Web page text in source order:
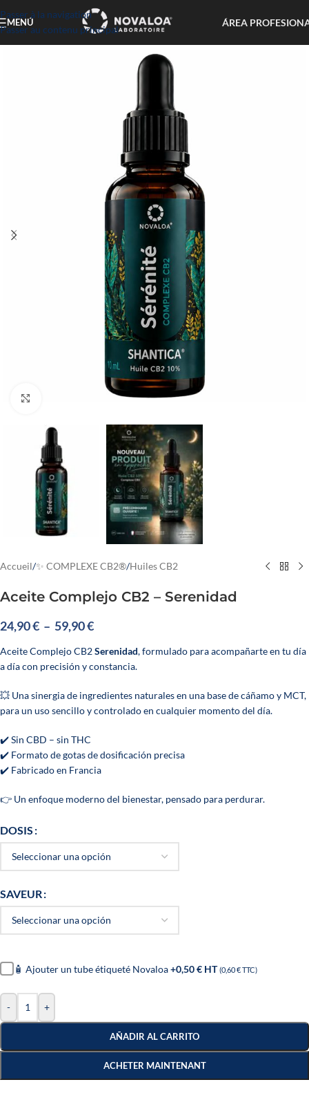
Passer à la navigation
Passer au contenu principal
MENÚ ÁREA
Cliquez pour agrandir
Accueil/✨ COMPLEXE CB2®/Huiles CB2
Aceite Complejo CB2 – Serenidad
24,90€ – 59,90€
Aceite Complejo CB2Serenidad, formulado para acompañarte en tu día
a día con precisión y constancia.
💥 Una sinergia de ingredientes naturales en una base de cáñamo y MCT,
para un uso sencillo y controlado en cualquier momento del día.
✔️ Sin CBD – sin THC
✔️ Formato de gotas de dosificación precisa
✔️ Fabricado en Francia
👉 Un enfoque moderno del bienestar, pensado para perdurar.
DOSIS
SAVEUR
🧴 Ajouter un tube étiqueté Novaloa+0,50 € HT (0,60 € TTC)
- +
AÑADIR AL CARRITO
ACHETER MAINTENANT